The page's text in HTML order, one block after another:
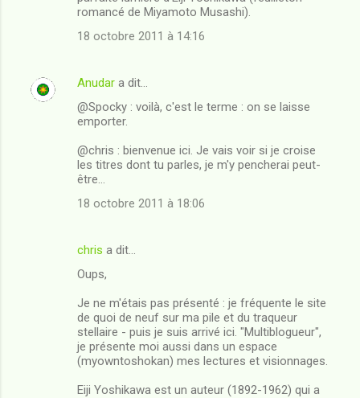
romancé de Miyamoto Musashi).
18 octobre 2011 à 14:16
Anudar a dit…
@Spocky : voilà, c'est le terme : on se laisse
emporter.
@chris : bienvenue ici. Je vais voir si je croise
les titres dont tu parles, je m'y pencherai peut-
être...
18 octobre 2011 à 18:06
chris a dit…
Oups,
Je ne m'étais pas présenté : je fréquente le site
de quoi de neuf sur ma pile et du traqueur
stellaire - puis je suis arrivé ici. "Multiblogueur",
je présente moi aussi dans un espace
(myowntoshokan) mes lectures et visionnages.
Eiji Yoshikawa est un auteur (1892-1962) qui a